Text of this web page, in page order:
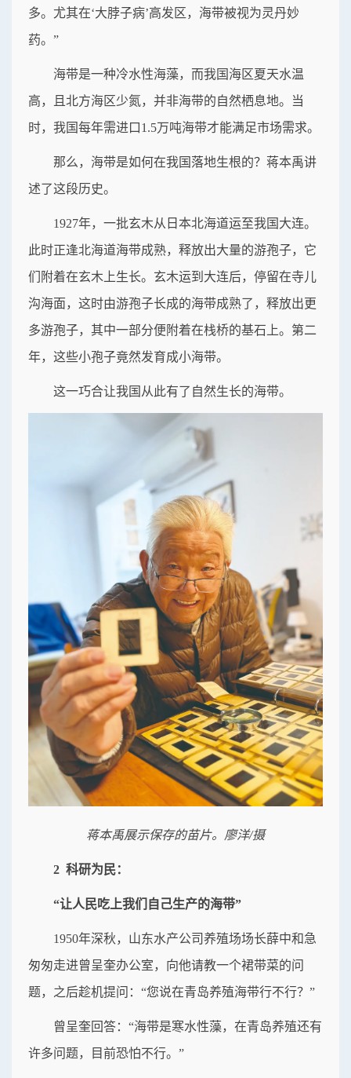
多。尤其在‘大脖子病’高发区，海带被视为灵丹妙
药。”
海带是一种冷水性海藻，而我国海区夏天水温
高，且北方海区少氮，并非海带的自然栖息地。当
时，我国每年需进口1.5万吨海带才能满足市场需求。
那么，海带是如何在我国落地生根的？蒋本禹讲
述了这段历史。
1927年，一批玄木从日本北海道运至我国大连。
此时正逢北海道海带成熟，释放出大量的游孢子，它
们附着在玄木上生长。玄木运到大连后，停留在寺儿
沟海面，这时由游孢子长成的海带成熟了，释放出更
多游孢子，其中一部分便附着在栈桥的基石上。第二
年，这些小孢子竟然发育成小海带。
这一巧合让我国从此有了自然生长的海带。
蒋本禹展示保存的苗片。廖洋/摄
2 科研为民：
“让人民吃上我们自己生产的海带”
1950年深秋，山东水产公司养殖场场长薛中和急
匆匆走进曾呈奎办公室，向他请教一个裙带菜的问
题，之后趁机提问：“您说在青岛养殖海带行不行？”
曾呈奎回答：“海带是寒水性藻，在青岛养殖还有
许多问题，目前恐怕不行。”